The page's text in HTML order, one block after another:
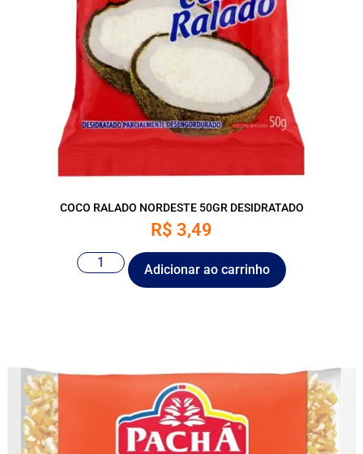
COCO RALADO NORDESTE 50GR DESIDRATADO
R$ 3,49
Adicionar ao carrinho